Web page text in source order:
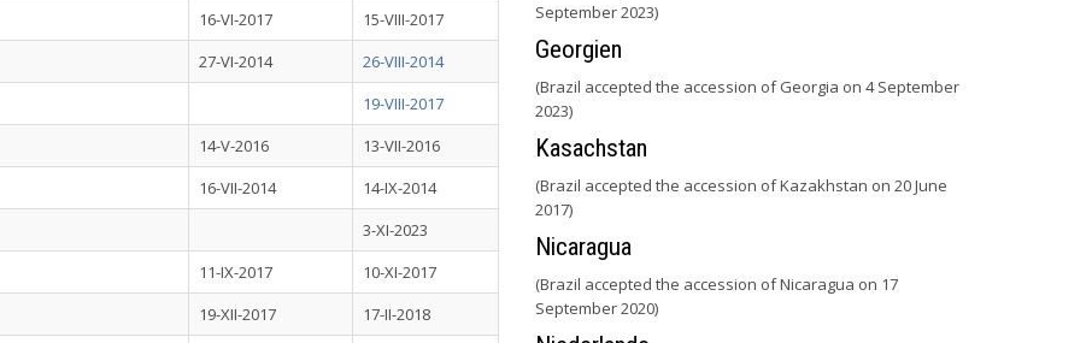
16-VI-2017
15-VIII-2017
27-VI-2014
26-VIII-2014
19-VIII-2017
14-V-2016
13-VII-2016
16-VII-2014
14-IX-2014
3-XI-2023
11-IX-2017
10-XI-2017
19-XII-2017
17-II-2018
September 2023)
Georgien
(Brazil accepted the accession of Georgia on 4 September
2023)
Kasachstan
(Brazil accepted the accession of Kazakhstan on 20 June
2017)
Nicaragua
(Brazil accepted the accession of Nicaragua on 17
September 2020)